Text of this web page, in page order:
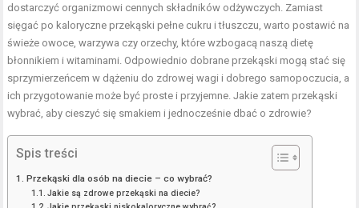
dostarczyć organizmowi cennych składników odżywczych. Zamiast
sięgać po kaloryczne przekąski pełne cukru i tłuszczu, warto postawić na
świeże owoce, warzywa czy orzechy, które wzbogacą naszą dietę
błonnikiem i witaminami. Odpowiednio dobrane przekąski mogą stać się
sprzymierzeńcem w dążeniu do zdrowej wagi i dobrego samopoczucia, a
ich przygotowanie może być proste i przyjemne. Jakie zatem przekąski
wybrać, aby cieszyć się smakiem i jednocześnie dbać o zdrowie?
Spis treści
Przekąski dla osób na diecie – co wybrać?
Jakie są zdrowe przekąski na diecie?